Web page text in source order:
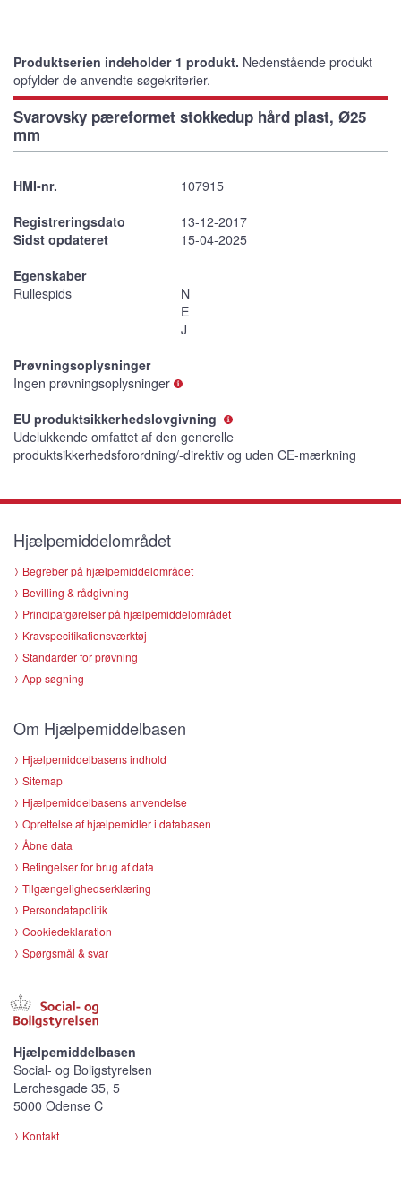
Produktserien indeholder 1 produkt. Nedenstående produkt
opfylder de anvendte søgekriterier.
Svarovsky pæreformet stokkedup hård plast, Ø25
mm
HMI-nr.
107915
Registreringsdato
13-12-2017
Sidst opdateret
15-04-2025
Egenskaber
Rullespids
N
E
J
Prøvningsoplysninger
Ingen prøvningsoplysninger
EU produktsikkerhedslovgivning
Udelukkende omfattet af den generelle
produktsikkerhedsforordning/-direktiv og uden CE-mærkning
Hjælpemiddelområdet
Begreber på hjælpemiddelområdet
Bevilling & rådgivning
Principafgørelser på hjælpemiddelområdet
Kravspecifikationsværktøj
Standarder for prøvning
App søgning
Om Hjælpemiddelbasen
Hjælpemiddelbasens indhold
Sitemap
Hjælpemiddelbasens anvendelse
Oprettelse af hjælpemidler i databasen
Åbne data
Betingelser for brug af data
Tilgængelighedserklæring
Persondatapolitik
Cookiedeklaration
Spørgsmål & svar
Hjælpemiddelbasen
Social- og Boligstyrelsen
Lerchesgade 35, 5
5000 Odense C
Kontakt